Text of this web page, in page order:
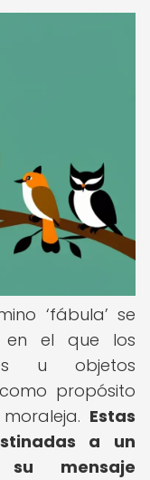
‘fábula’ se
el que los
u objetos
propósito
Estas
a un
mensaje